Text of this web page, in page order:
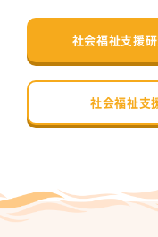
社会福祉支援
社会福祉支